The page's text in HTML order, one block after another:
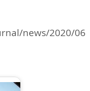
news/2020/06